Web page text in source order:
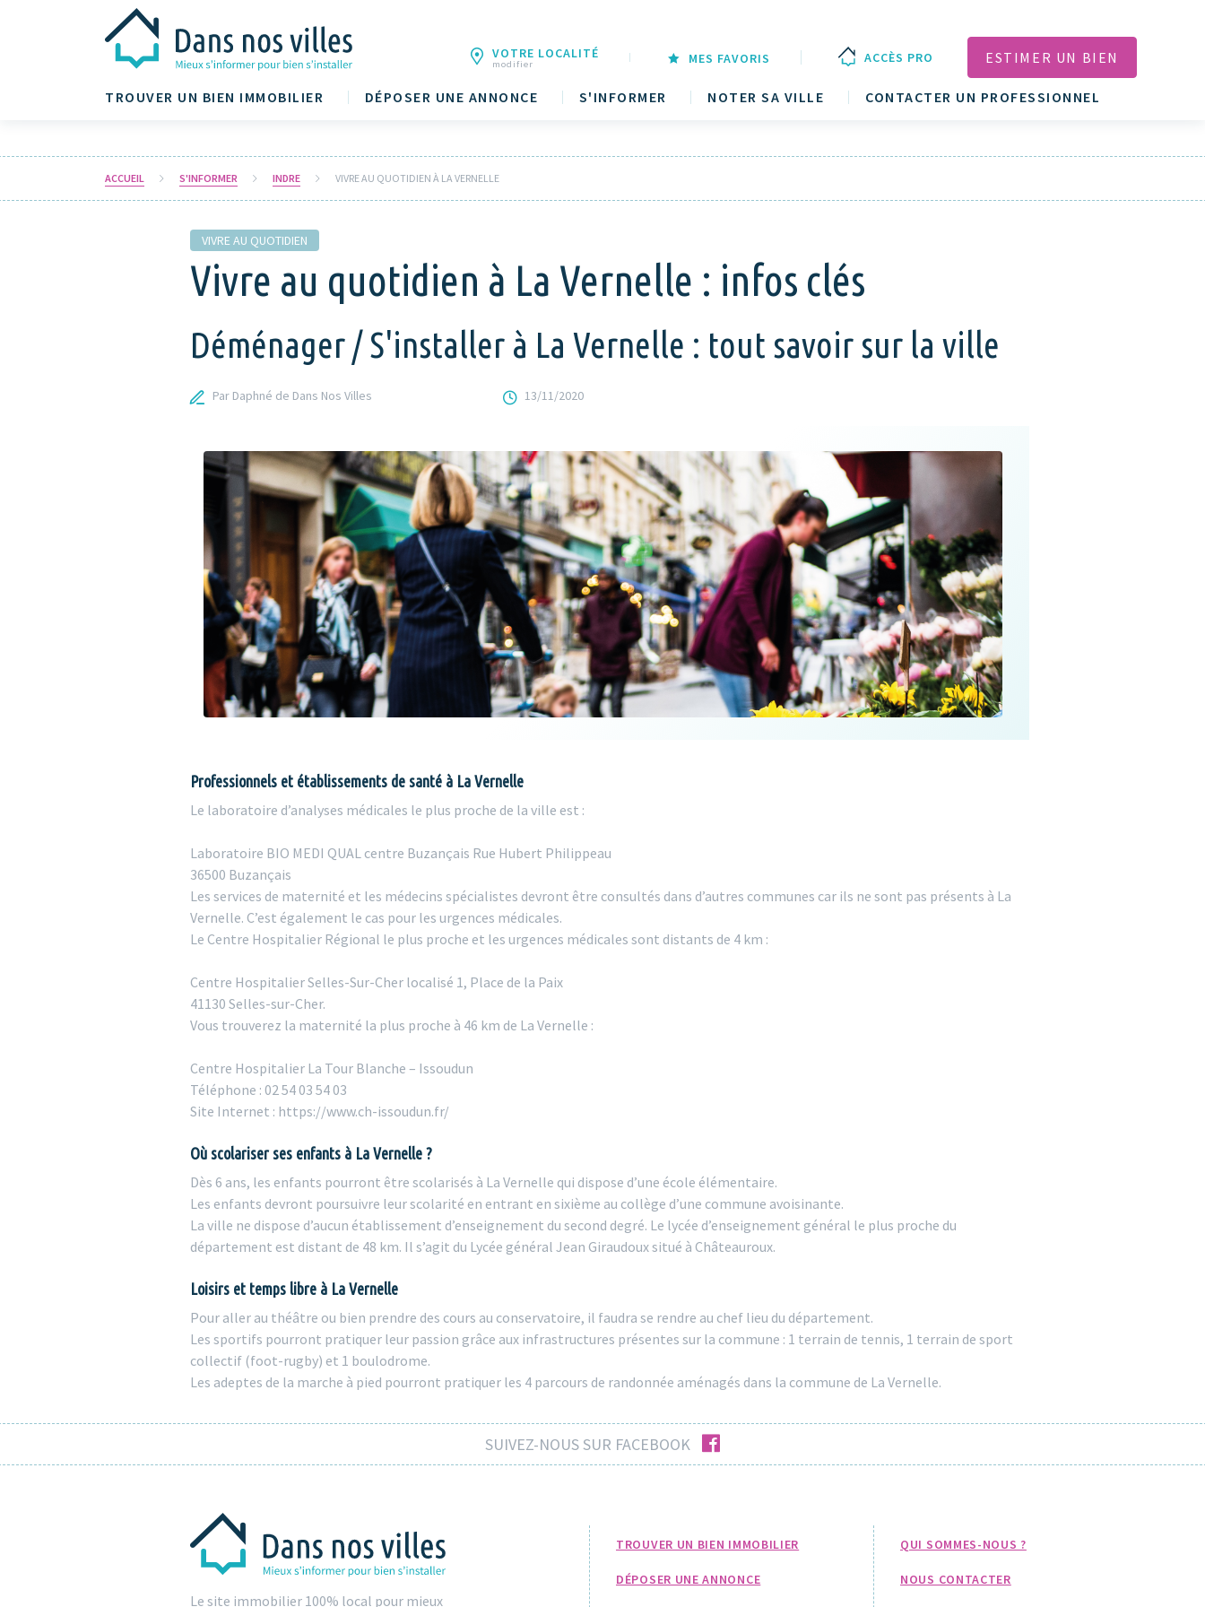
TROUVER UN BIEN IMMOBILIER DÉPOSER UNE ANNONCE S'INFORMER NOTER SA VILLE CONTACTER UN PROFESSIONNEL
VOTRE LOCALITÉ
modifier MES FAVORIS ACCÈS PRO ESTIMER UN BIEN
ACCUEIL S'INFORMER INDRE VIVRE AU QUOTIDIEN À LA VERNELLE
VIVRE AU QUOTIDIEN
Vivre au quotidien à La Vernelle : infos clés
Déménager / S'installer à La Vernelle : tout savoir sur la ville
Par Daphné de Dans Nos Villes 13/11/2020
Professionnels et établissements de santé à La Vernelle
Le laboratoire d’analyses médicales le plus proche de la ville est :
Laboratoire BIO MEDI QUAL centre Buzançais Rue Hubert Philippeau
36500 Buzançais
Les services de maternité et les médecins spécialistes devront être consultés dans d’autres communes car ils ne sont pas présents à La
Vernelle. C’est également le cas pour les urgences médicales.
Le Centre Hospitalier Régional le plus proche et les urgences médicales sont distants de 4 km :
Centre Hospitalier Selles-Sur-Cher localisé 1, Place de la Paix
41130 Selles-sur-Cher.
Vous trouverez la maternité la plus proche à 46 km de La Vernelle :
Centre Hospitalier La Tour Blanche – Issoudun
Téléphone : 02 54 03 54 03
Site Internet : https://www.ch-issoudun.fr/
Où scolariser ses enfants à La Vernelle ?
Dès 6 ans, les enfants pourront être scolarisés à La Vernelle qui dispose d’une école élémentaire.
Les enfants devront poursuivre leur scolarité en entrant en sixième au collège d’une commune avoisinante.
La ville ne dispose d’aucun établissement d’enseignement du second degré. Le lycée d’enseignement général le plus proche du
département est distant de 48 km. Il s’agit du Lycée général Jean Giraudoux situé à Châteauroux.
Loisirs et temps libre à La Vernelle
Pour aller au théâtre ou bien prendre des cours au conservatoire, il faudra se rendre au chef lieu du département.
Les sportifs pourront pratiquer leur passion grâce aux infrastructures présentes sur la commune : 1 terrain de tennis, 1 terrain de sport
collectif (foot-rugby) et 1 boulodrome.
Les adeptes de la marche à pied pourront pratiquer les 4 parcours de randonnée aménagés dans la commune de La Vernelle.
SUIVEZ-NOUS SUR FACEBOOK facebook
Le site immobilier 100% local pour mieux
TROUVER UN BIEN IMMOBILIER
DÉPOSER UNE ANNONCE
QUI SOMMES-NOUS ?
NOUS CONTACTER